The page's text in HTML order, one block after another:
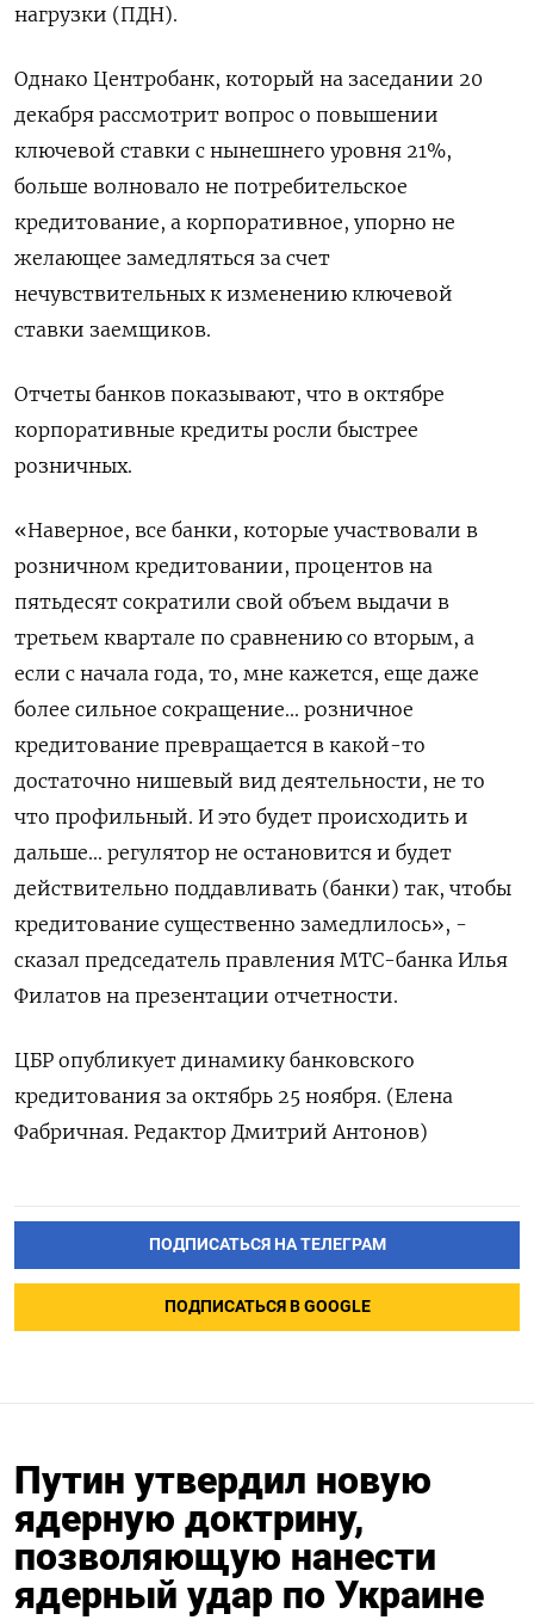
нагрузки (ПДН).
Однако Центробанк, который на заседании 20
декабря рассмотрит вопрос о повышении
ключевой ставки с нынешнего уровня 21%,
больше волновало не потребительское
кредитование, а корпоративное, упорно не
желающее замедляться за счет
нечувствительных к изменению ключевой
ставки заемщиков.
Отчеты банков показывают, что в октябре
корпоративные кредиты росли быстрее
розничных.
«Наверное, все банки, которые участвовали в
розничном кредитовании, процентов на
пятьдесят сократили свой объем выдачи в
третьем квартале по сравнению со вторым, а
если с начала года, то, мне кажется, еще даже
более сильное сокращение... розничное
кредитование превращается в какой-то
достаточно нишевый вид деятельности, не то
что профильный. И это будет происходить и
дальше... регулятор не остановится и будет
действительно поддавливать (банки) так, чтобы
кредитование существенно замедлилось», -
сказал председатель правления МТС-банка Илья
Филатов на презентации отчетности.
ЦБР опубликует динамику банковского
кредитования за октябрь 25 ноября. (Елена
Фабричная. Редактор Дмитрий Антонов)
ПОДПИСАТЬСЯ НА ТЕЛЕГРАМ
ПОДПИСАТЬСЯ В GOOGLE
Путин утвердил новую
ядерную доктрину,
позволяющую нанести
ядерный удар по Украине